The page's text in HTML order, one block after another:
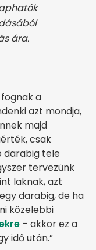
ára.
a
azt mondja,
majd
csak
darabig tele
tervezünk
laknak, azt
darabig, de ha
közelebbi
– akkor ez a
idő után.”